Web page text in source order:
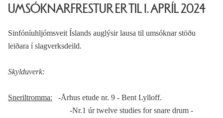
UMSÓKNARFRESTUR ER TIL 1. APRÍL 2024
Sinfóníuhljómsveit Íslands auglýsir lausa til umsóknar stöðu
leiðara í slagverksdeild.
Skylduverk:
Sneriltromma: -Århus etude nr. 9 - Bent Lylloff.
-Nr.1 úr twelve studies for snare drum -